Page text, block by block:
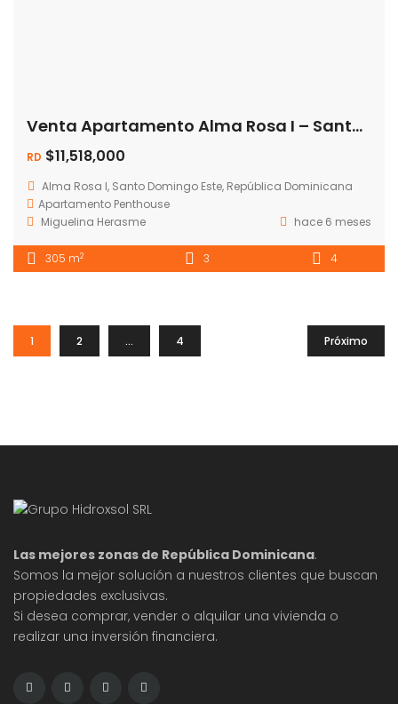
Venta Apartamento Alma Rosa I – Santo Domingo Este
RD $11,518,000
Alma Rosa I, Santo Domingo Este, República Dominicana
Apartamento Penthouse
Miguelina Herasme
hace 6 meses
305 m2 3 4
1 2 … 4 Próximo
Las mejores zonas de República Dominicana.
Somos la mejor solución a nuestros clientes que buscan
propiedades exclusivas.
Si desea comprar, vender o alquilar una vivienda o
realizar una inversión financiera.